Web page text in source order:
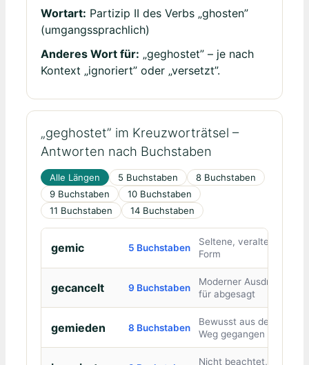
Wortart: Partizip II des Verbs „ghosten”
(umgangssprachlich)
Anderes Wort für: „geghostet” – je nach
Kontext „ignoriert” oder „versetzt”.
„geghostet” im Kreuzworträtsel –
Antworten nach Buchstaben
Alle Längen 5 Buchstaben
8 Buchstaben
9 Buchstaben
10 Buchstaben
11 Buchstaben
14 Buchstaben
gemic 5 Buchstaben
Seltene, veraltete
Form
gecancelt 9 Buchstaben
Moderner Ausdruck
für abgesagt
gemieden 8 Buchstaben
Bewusst aus dem
Weg gegangen
Nicht beachtet,